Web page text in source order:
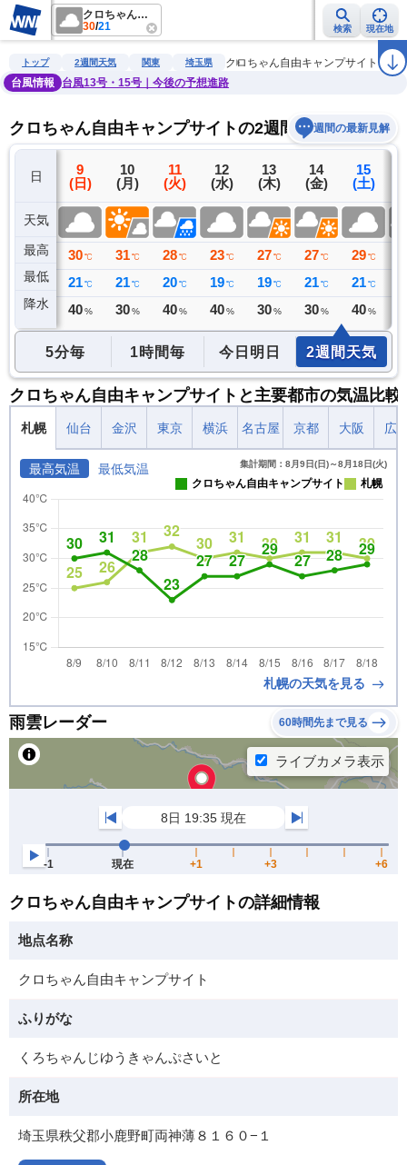
クロちゃん自由キャンプサイト
30/21 検索 現在地
雨雲レーダー 台風情報 地震情報 警報・注意報 2週間天気 ラ
トップ 2週間天気 関東 埼玉県
クロちゃん自由キャンプサイト
台風情報
台風13号・15号｜今後の予想進路
クロちゃん自由キャンプサイトの2週間天気予報
週間の最新見解
日
天気
最高
最低
降水
8
(土)
32 ℃
22 ℃
0 ミリ
9
(日)
30 ℃
21 ℃
40 %
10
(月)
31 ℃
21 ℃
30 %
11
(火)
28 ℃
20 ℃
40 %
12
(水)
23 ℃
19 ℃
40 %
13
(木)
27 ℃
19 ℃
30 %
14
(金)
27 ℃
21 ℃
30 %
15
(土)
29 ℃
21 ℃
40 %
5分毎 1時間毎 今日明日 2週間天気
クロちゃん自由キャンプサイトと主要都市の気温比較
札幌 仙台 金沢 東京 横浜 名古屋 京都 大阪 広
最高気温 最低気温 集計期間：8月9日(日)～8月18日(火)
クロちゃん自由キャンプサイト 札幌
札幌の天気を見る
雨雲レーダー 60時間先まで見る
クロちゃん自由キャンプサイトの詳細情報
地点名称
クロちゃん自由キャンプサイト
ふりがな
くろちゃんじゆうきゃんぷさいと
所在地
埼玉県秩父郡小鹿野町両神薄８１６０−１